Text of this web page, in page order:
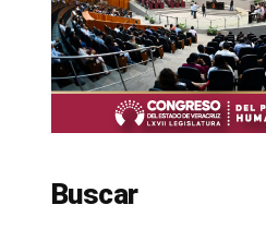
Buscar